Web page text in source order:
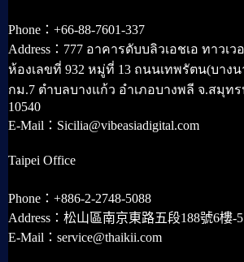
Phone：+66-88-7601-337
Address：777 อาคารดับบลิวเอชเอ ทาวเ
ห้องเลขที่ 932 หมู่ที่ 13 ถนนเทพรัตน(บางน
กม.7 ตำบลบางแก้ว อำเภอบางพลี จ.สมุทร
10540
E-Mail：Sicilia@vibeasiadigital.com
Taipei Office
Phone：+886-2-2748-5088
Address：松山區南京東路五段188號6樓-5
E-Mail：service@thaikii.com